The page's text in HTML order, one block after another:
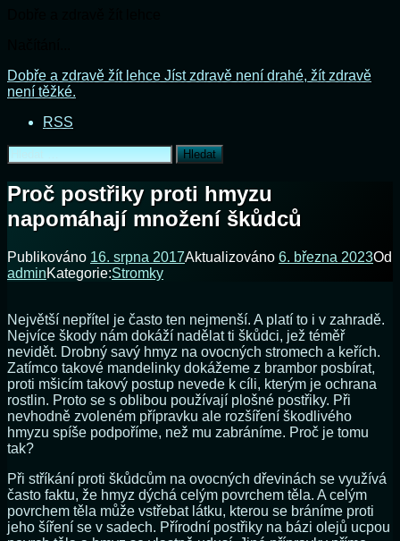
Přejít
k
webu
Dobře a zdravě žít lehce Jíst zdravě není drahé, žít zdravě
není těžké.
RSS
Vyhledávání
Proč postřiky proti hmyzu
napomáhají množení škůdců
Publikováno 16. srpna 2017Aktualizováno 6. března 2023Od
adminKategorie:Stromky
Největší nepřítel je často ten nejmenší. A platí to i v zahradě.
Nejvíce škody nám dokáží nadělat ti škůdci, jež téměř
nevidět. Drobný savý hmyz na ovocných stromech a keřích.
Zatímco takové mandelinky dokážeme z brambor posbírat,
proti mšicím takový postup nevede k cíli, kterým je ochrana
rostlin. Proto se s oblibou používají plošné postřiky. Při
nevhodně zvoleném přípravku ale rozšíření škodlivého
hmyzu spíše podpoříme, než mu zabráníme. Proč je tomu
tak?
Při stříkání proti škůdcům na ovocných dřevinách se využívá
často faktu, že hmyz dýchá celým povrchem těla. A celým
povrchem těla může vstřebat látku, kterou se bráníme proti
jeho šíření se v sadech. Přírodní postřiky na bázi olejů ucpou